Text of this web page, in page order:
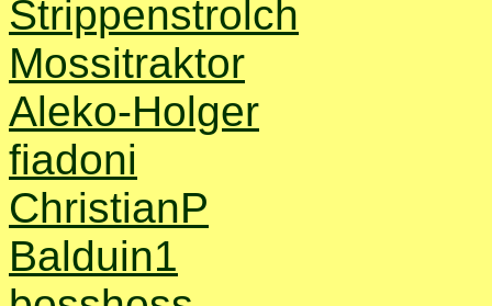
Strippenstrolch
Mossitraktor
Aleko-Holger
fiadoni
ChristianP
Balduin1